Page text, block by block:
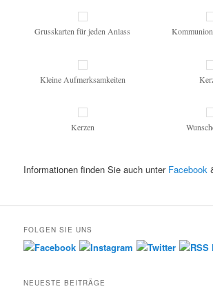
Grusskarten für jeden Anlass
Kleine Aufmerksamkeiten
Kerzen
Informationen finden Sie auch unter Facebook
FOLGEN SIE UNS
NEUESTE BEITRÄGE